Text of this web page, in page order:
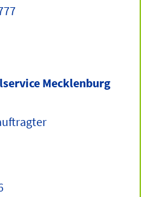
Mecklenburg